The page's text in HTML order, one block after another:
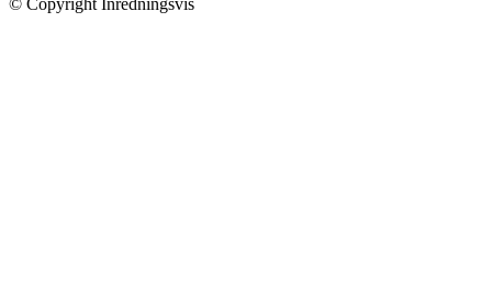
© Copyright Inredningsvis